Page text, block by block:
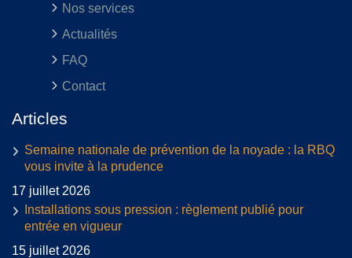
Nos services
Actualités
FAQ
Contact
Articles
Semaine nationale de prévention de la noyade : la RBQ
vous invite à la prudence
17 juillet 2026
Installations sous pression : règlement publié pour
entrée en vigueur
15 juillet 2026